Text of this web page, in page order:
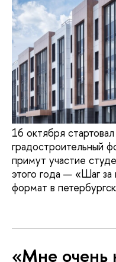
16 октября
градостроительный
примут участие
этого года — «Шаг
формат в
«Мне очень